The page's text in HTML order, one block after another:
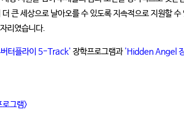
큰 세상으로 날아오를 수 있도록 지속적으로 지원할 수
리였습니다.
터플라이 5-Track' 장학프로그램과'Hidden Angel
그램>